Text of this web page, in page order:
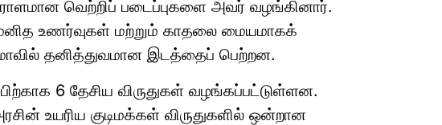
வெற்றிப் படைப்புகளை அவர் வழங்கினார்.
உணர்வுகள் மற்றும் காதலை மையமாகக்
தனித்துவமான இடத்தைப் பெற்றன.
6 தேசிய விருதுகள் வழங்கப்பட்டுள்ளன.
உயரிய குடிமக்கள் விருதுகளில் ஒன்றான